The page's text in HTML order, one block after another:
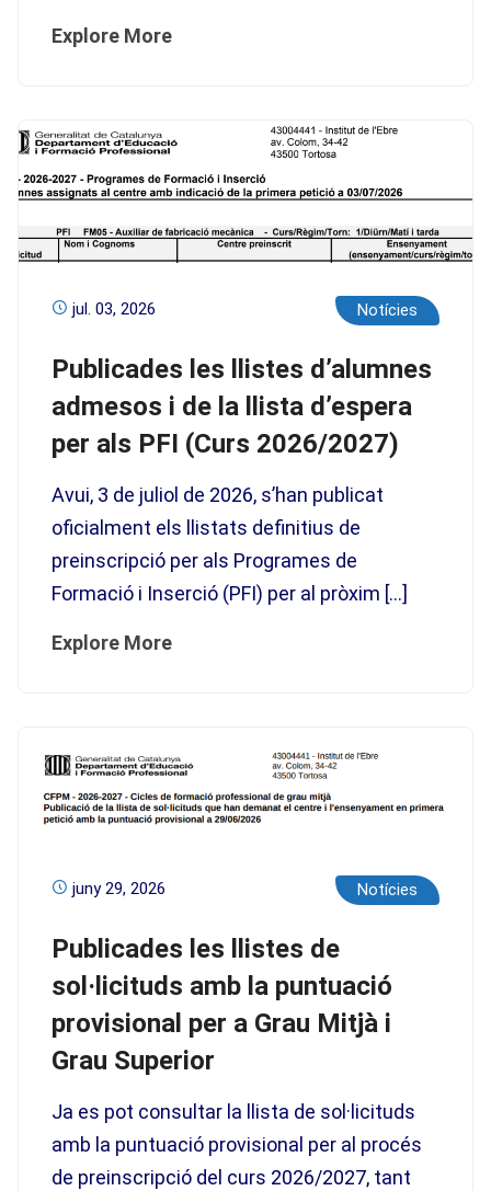
Explore More
jul. 03, 2026 Notícies
Publicades les llistes d’alumnes
admesos i de la llista d’espera
per als PFI (Curs 2026/2027)
Avui, 3 de juliol de 2026, s’han publicat
oficialment els llistats definitius de
preinscripció per als Programes de
Formació i Inserció (PFI) per al pròxim […]
Explore More
juny 29, 2026 Notícies
Publicades les llistes de
sol·licituds amb la puntuació
provisional per a Grau Mitjà i
Grau Superior
Ja es pot consultar la llista de sol·licituds
amb la puntuació provisional per al procés
de preinscripció del curs 2026/2027, tant